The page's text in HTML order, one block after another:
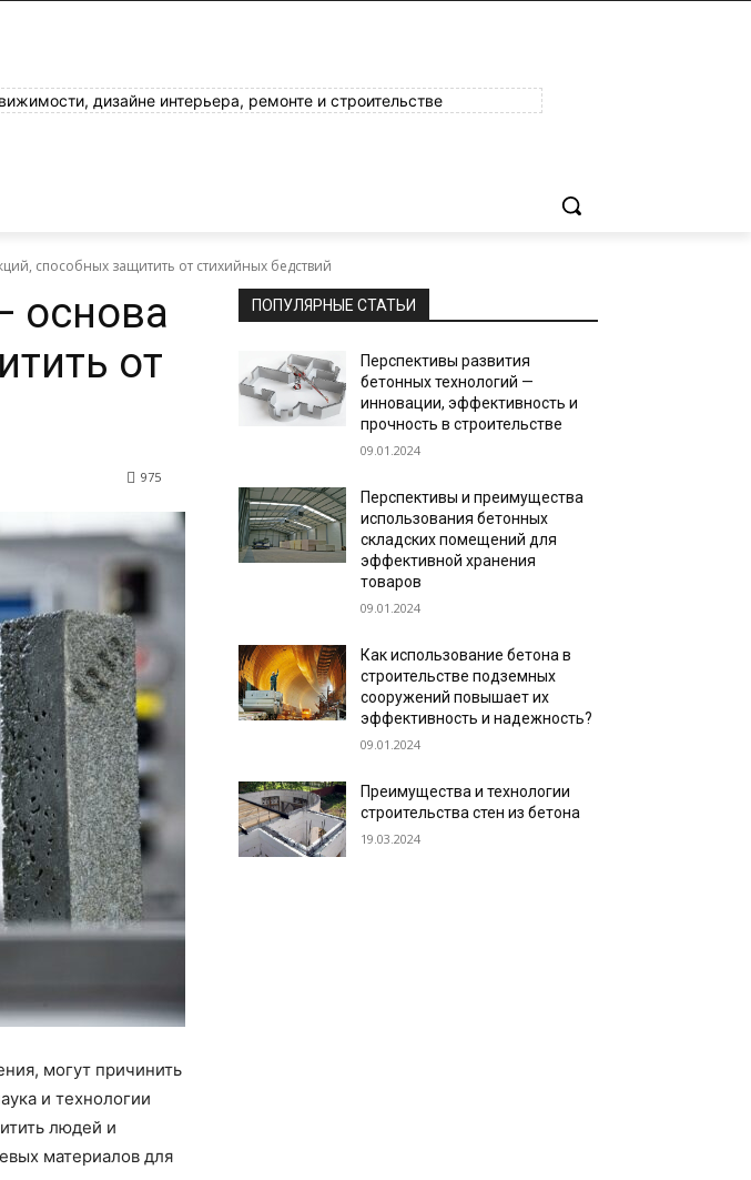
дизайне интерьера, ремонте и строительстве
способных защитить от стихийных бедствий
основа
от
975
могут причинить
и технологии
людей и
материалов для
ПОПУЛЯРНЫЕ СТАТЬИ
Перспективы развития
бетонных технологий —
инновации, эффективность и
прочность в строительстве
09.01.2024
Перспективы и преимущества
использования бетонных
складских помещений для
эффективной хранения
товаров
09.01.2024
Как использование бетона в
строительстве подземных
сооружений повышает их
эффективность и надежность?
09.01.2024
Преимущества и технологии
строительства стен из бетона
19.03.2024